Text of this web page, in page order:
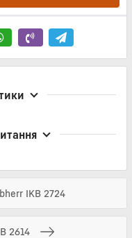
IKB 2724
2614